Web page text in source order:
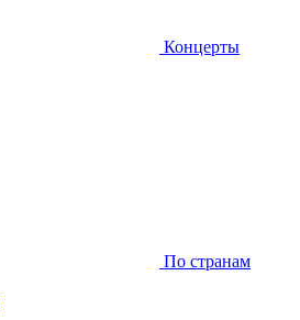
Концерты
По странам